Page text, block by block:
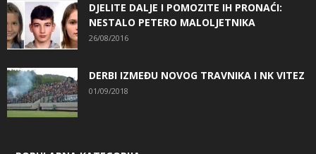
DJELITE DALJE I POMOZITE IH PRONAĆI:
NESTALO PETERO MALOLJETNIKA
26/08/2016
DERBI IZMEĐU NOVOG TRAVNIKA I NK VITEZ
01/09/2018